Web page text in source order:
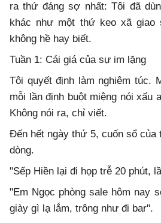
ra thứ đáng sợ nhất: Tôi đã
khác như một thứ keo xã giao
không hề hay biết.
Tuần 1: Cái giá của sự im lặng
Tôi quyết định làm nghiêm túc.
mỗi lần định buột miệng nói xấu
Không nói ra, chỉ viết.
Đến hết ngày thứ 5, cuốn sổ của
dòng.
"Sếp Hiền lại đi họp trễ 20 phút,
"Em Ngọc phòng sale hôm nay
giày gì lạ lắm, trông như đi bar".